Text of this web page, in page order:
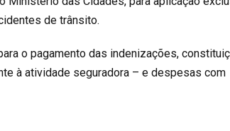
de trânsito.
o pagamento das indenizações,
à atividade seguradora – e despesas com